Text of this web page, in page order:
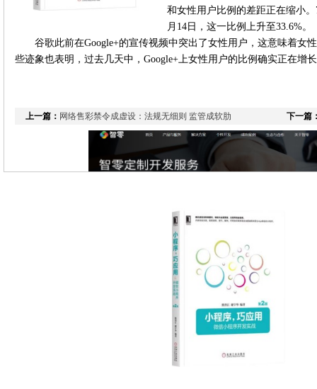
和女性用户比例的差距正在缩小
月14日，这一比例上升至33.6%。
谷歌此前在Google+的宣传视频中突出了女性用户，这意味着女
些迹象也表明，过去几天中，Google+上女性用户的比例确实正在增
上一篇： 网络售彩禁令成虚设：法规无细则 监管成软肋 下一篇